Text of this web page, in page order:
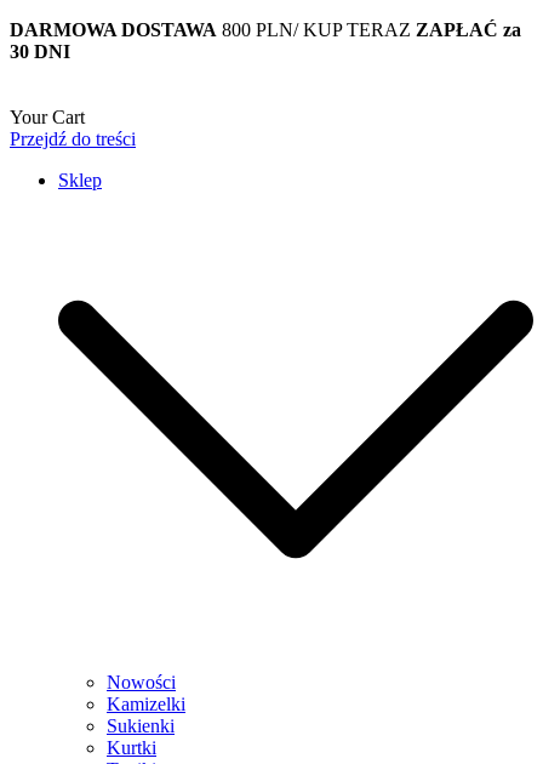
DARMOWA DOSTAWA 800 PLN/ KUP TERAZ ZAPŁAĆ za
30 DNI
Your Cart
Przejdź do treści
Sklep
Nowości
Kamizelki
Sukienki
Kurtki